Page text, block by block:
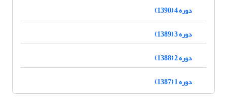
دوره 4 (1390)
دوره 3 (1389)
دوره 2 (1388)
دوره 1 (1387)